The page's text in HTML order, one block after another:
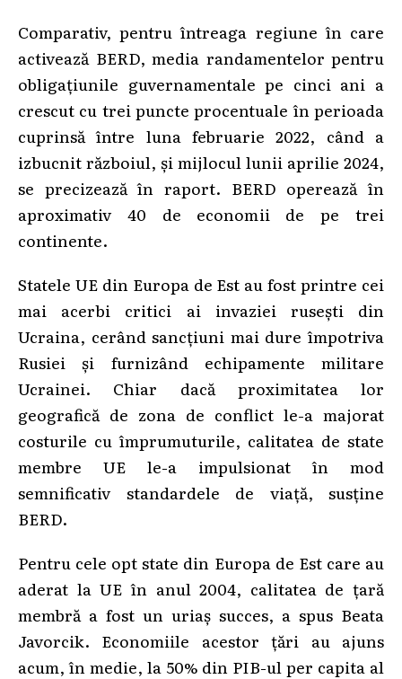
Comparativ, pentru întreaga regiune în care
activează BERD, media randamentelor pentru
obligaţiunile guvernamentale pe cinci ani a
crescut cu trei puncte procentuale în perioada
cuprinsă între luna februarie 2022, când a
izbucnit războiul, şi mijlocul lunii aprilie 2024,
se precizează în raport. BERD operează în
aproximativ 40 de economii de pe trei
continente.
Statele UE din Europa de Est au fost printre cei
mai acerbi critici ai invaziei ruseşti din
Ucraina, cerând sancţiuni mai dure împotriva
Rusiei şi furnizând echipamente militare
Ucrainei. Chiar dacă proximitatea lor
geografică de zona de conflict le-a majorat
costurile cu împrumuturile, calitatea de state
membre UE le-a impulsionat în mod
semnificativ standardele de viaţă, susţine
BERD.
Pentru cele opt state din Europa de Est care au
aderat la UE în anul 2004, calitatea de ţară
membră a fost un uriaş succes, a spus Beata
Javorcik. Economiile acestor ţări au ajuns
acum, în medie, la 50% din PIB-ul per capita al